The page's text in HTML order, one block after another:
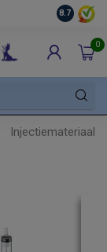
8.7
0
Injectiemateriaal